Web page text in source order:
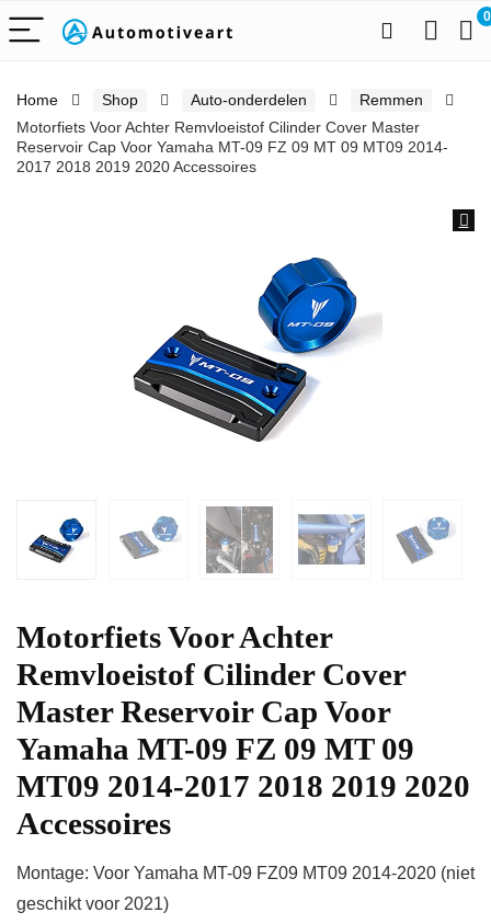
0
Home Shop Auto-onderdelen
Remmen
Motorfiets Voor Achter Remvloeistof Cilinder Cover Master
Reservoir Cap Voor Yamaha MT-09 FZ 09 MT 09 MT09 2014-
2017 2018 2019 2020 Accessoires
Motorfiets Voor Achter
Remvloeistof Cilinder Cover
Master Reservoir Cap Voor
Yamaha MT-09 FZ 09 MT 09
MT09 2014-2017 2018 2019 2020
Accessoires
Montage: Voor Yamaha MT-09 FZ09 MT09 2014-2020 (niet
geschikt voor 2021)